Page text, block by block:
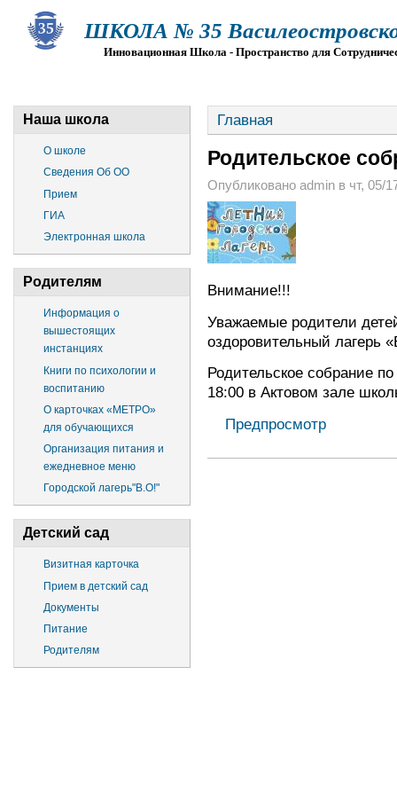
ШКОЛА № 35
Инновационная Школа - Пространство для
Наша школа
О школе
Сведения Об ОО
Прием
ГИА
Электронная школа
Родителям
Информация о
вышестоящих
инстанциях
Книги по психологии и
воспитанию
О карточках «МЕТРО»
для обучающихся
Организация питания и
ежедневное меню
Городской лагерь"В.О!"
Детский сад
Визитная карточка
Прием в детский сад
Документы
Питание
Родителям
Главная
Родительское
Опубликовано admin в чт, 05/
Внимание!!!
Уважаемые родители
оздоровительный
Родительское собрание
18:00 в Актовом зале
Предпросмотр